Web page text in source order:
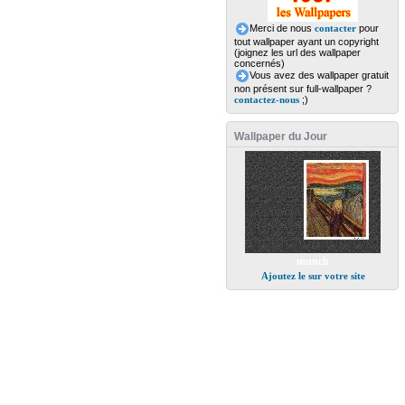
Merci de nous contacterpour
tout wallpaper ayant un copyright
(joignez les url des wallpaper
concernés)
Vous avez des wallpaper gratuit
non présent sur full-wallpaper ?
contactez-nous;)
Wallpaper du Jour
Ajoutez le sur votre site